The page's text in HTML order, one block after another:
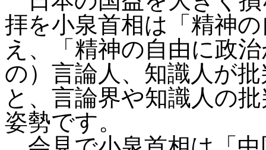
拝を小泉首相は「精神
え、「精神の自由に政
の）言論人、知識人が
と、言論界や知識人の
姿勢です。